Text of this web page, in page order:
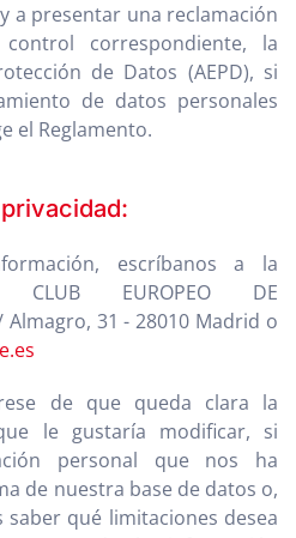
a presentar una reclamación
correspondiente, la
de Datos (AEPD), si
de datos personales
el Reglamento.
escríbanos a la
CLUB EUROPEO DE
Almagro, 31 - 28010 Madrid o
de que queda clara la
le gustaría modificar, si
personal que nos ha
de nuestra base de datos o,
qué limitaciones desea